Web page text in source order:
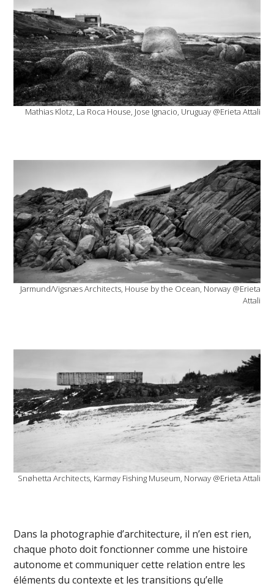
Mathias Klotz, La Roca House, Jose Ignacio, Uruguay @Erieta Attali
Jarmund/Vigsnæs Architects, House by the Ocean, Norway @Erieta
Attali
Snøhetta Architects, Karmøy Fishing Museum, Norway @Erieta Attali
Dans la photographie d’architecture, il n’en est rien,
chaque photo doit fonctionner comme une histoire
autonome et communiquer cette relation entre les
éléments du contexte et les transitions qu’elle